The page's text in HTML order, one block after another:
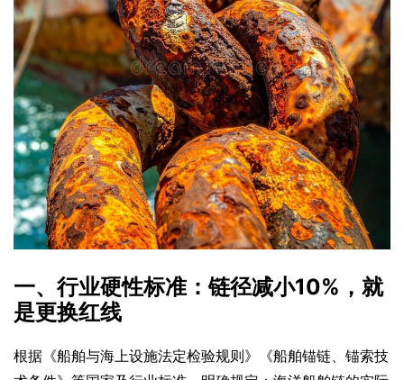
一、行业硬性标准：链径减小10%，就
是更换红线
根据《船舶与海上设施法定检验规则》《船舶锚链、锚索技